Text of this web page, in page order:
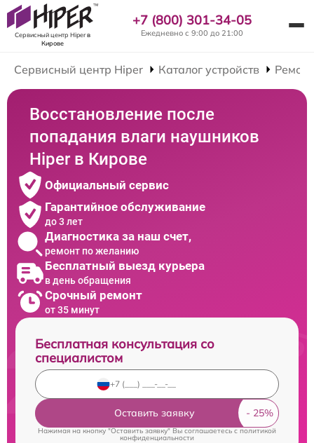
Сервисный центр Hiperв
Кирове
+7 (800) 301-34-05
Ежедневно с 9:00 до 21:00
Сервисный центр Hiper Каталог устройств
Восстановление после
попадания влаги наушников
Hiper в Кирове
Официальный сервис
Гарантийное обслуживание
до 3 лет
Диагностика за наш счет,
ремонт по желанию
Бесплатный выезд курьера
в день обращения
Срочный ремонт
от 35 минут
Бесплатная консультация со
специалистом
Оставить заявку
Нажимая на кнопку "Оставить заявку" Вы соглашаетесь cполитикой
конфиденциальности